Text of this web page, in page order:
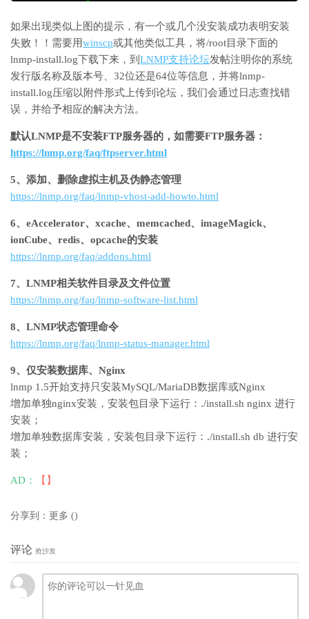
如果出现类似上图的提示，有一个或几个没安装成功表明安装
失败！！需要用winscp或其他类似工具，将/root目录下面的
lnmp-install.log下载下来，到 LNMP支持论坛发帖注明你的系统
发行版名称及版本号、32位还是64位等信息，并将lnmp-
install.log压缩以附件形式上传到论坛，我们会通过日志查找错
误，并给予相应的解决方法。
默认LNMP是不安装FTP服务器的，如需要FTP服务器：
https://lnmp.org/faq/ftpserver.html
5、添加、删除虚拟主机及伪静态管理
https://lnmp.org/faq/lnmp-vhost-add-howto.html
6、eAccelerator、xcache、memcached、imageMagick、
ionCube、redis、opcache的安装
https://lnmp.org/faq/addons.html
7、LNMP相关软件目录及文件位置
https://lnmp.org/faq/lnmp-software-list.html
8、LNMP状态管理命令
https://lnmp.org/faq/lnmp-status-manager.html
9、仅安装数据库、Nginx
lnmp 1.5开始支持只安装MySQL/MariaDB数据库或Nginx
增加单独nginx安装，安装包目录下运行：./install.sh nginx 进行
安装；
增加单独数据库安装，安装包目录下运行：./install.sh db 进行安
装；
AD： 【】
分享到： 更多 ()
评论 抢沙发